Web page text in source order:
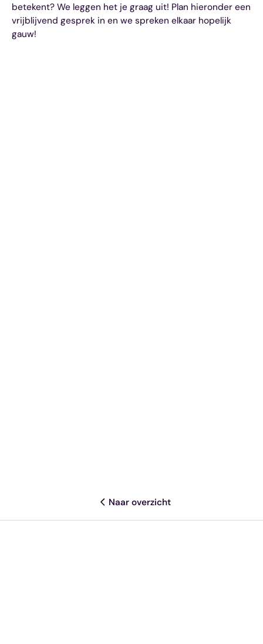
betekent? We leggen het je graag uit! Plan hieronder een
vrijblijvend gesprek in en we spreken elkaar hopelijk
gauw!
Naar overzicht